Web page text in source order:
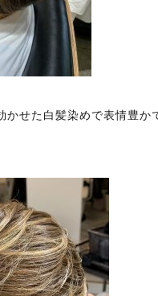
かせた白髪染めで表情豊か